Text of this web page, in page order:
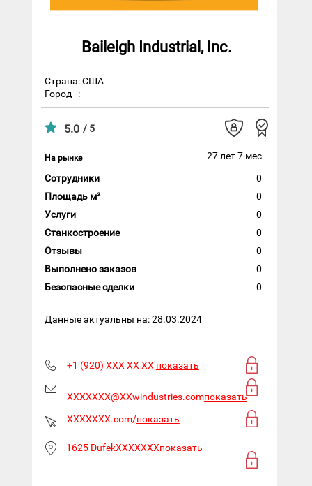
Baileigh Industrial, Inc.
Страна: США
Город
:
5.0 / 5
На рынке
27 лет 7 мес
Сотрудники
0
Площадь м²
0
Услуги
0
Станкостроение
0
Отзывы
0
Выполнено заказов
0
Безопасные сделки
0
Данные актуальны на: 28.03.2024
+1 (920) XXX XX XX показать
XXXXXXX@XXwindustries.comпоказать
XXXXXXX.com/показать
1625 DufekXXXXXXXпоказать